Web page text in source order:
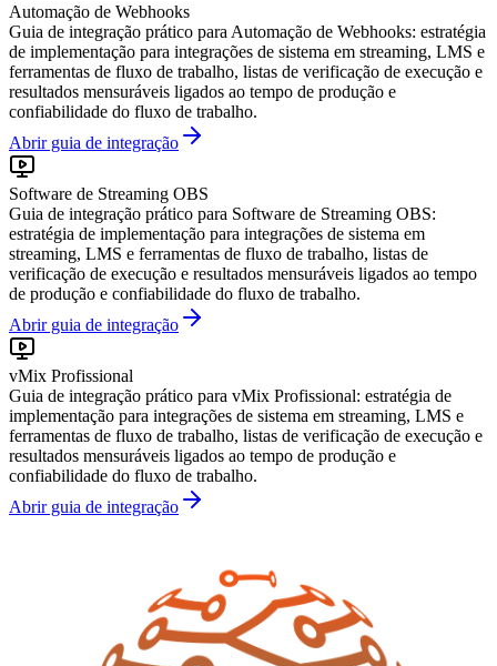
Automação de Webhooks
Guia de integração prático para Automação de Webhooks: estratégia
de implementação para integrações de sistema em streaming, LMS e
ferramentas de fluxo de trabalho, listas de verificação de execução e
resultados mensuráveis ligados ao tempo de produção e
confiabilidade do fluxo de trabalho.
Abrir guia de integração
Software de Streaming OBS
Guia de integração prático para Software de Streaming OBS:
estratégia de implementação para integrações de sistema em
streaming, LMS e ferramentas de fluxo de trabalho, listas de
verificação de execução e resultados mensuráveis ligados ao tempo
de produção e confiabilidade do fluxo de trabalho.
Abrir guia de integração
vMix Profissional
Guia de integração prático para vMix Profissional: estratégia de
implementação para integrações de sistema em streaming, LMS e
ferramentas de fluxo de trabalho, listas de verificação de execução e
resultados mensuráveis ligados ao tempo de produção e
confiabilidade do fluxo de trabalho.
Abrir guia de integração